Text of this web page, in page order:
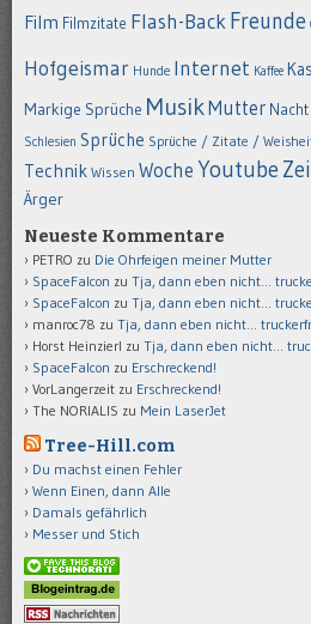
Film Filmzitate Flash-BackFreunde
Hofgeismar Hunde Internet Kaffee
Markige Sprüche MusikMutter Nacht
Schlesien Sprüche Sprüche / Zitate /
Technik Wissen Woche Youtube
Ärger
Neueste Kommentare
PETRO zu Die Ohrfeigen meiner Mutter
SpaceFalcon zu Tja, dann eben nicht…
SpaceFalcon zu Tja, dann eben nicht…
manroc78 zu Tja, dann eben nicht…
Horst Heinzierl zu Tja, dann eben nicht…
SpaceFalcon zu Erschreckend!
VorLangerzeit zu Erschreckend!
The NORIALIS zu Mein LaserJet
Tree-Hill.com
Du machst einen Fehler
Wenn Einen, dann Alle
Damals gefährlich
Messer und Stich